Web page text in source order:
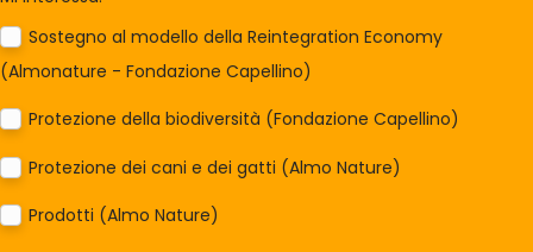
Sostegno al modello della Reintegration Economy
(Almonature - Fondazione Capellino)
Protezione della biodiversità (Fondazione Capellino)
Protezione dei cani e dei gatti (Almo Nature)
Prodotti (Almo Nature)